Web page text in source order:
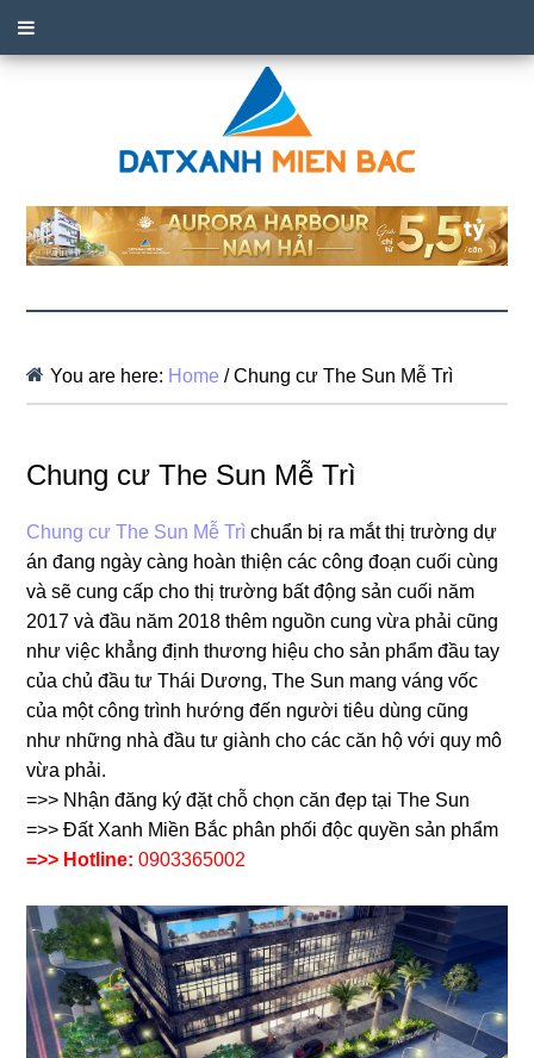
You are here: Home /Chung cư The Sun Mễ Trì
Chung cư The Sun Mễ Trì
Chung cư The Sun Mễ Trì chuẩn bị ra mắt thị trường dự
án đang ngày càng hoàn thiện các công đoạn cuối cùng
và sẽ cung cấp cho thị trường bất động sản cuối năm
2017 và đầu năm 2018 thêm nguồn cung vừa phải cũng
như việc khẳng định thương hiệu cho sản phẩm đầu tay
của chủ đầu tư Thái Dương, The Sun mang váng vốc
của một công trình hướng đến người tiêu dùng cũng
như những nhà đầu tư giành cho các căn hộ với quy mô
vừa phải.
=>> Nhận đăng ký đặt chỗ chọn căn đẹp tại The Sun
=>> Đất Xanh Miền Bắc phân phối độc quyền sản phẩm
=>> Hotline:0903365002